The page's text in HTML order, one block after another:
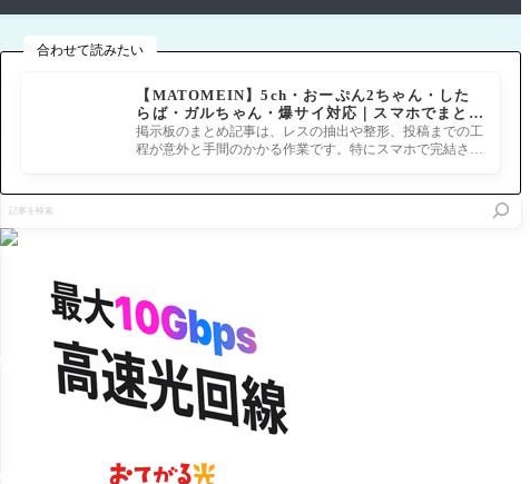
合わせて読みたい
【MATOMEIN】5ch・おーぷん2ちゃん・した
らば・ガルちゃん・爆サイ対応｜スマホでまとめ
記事を作れるアプリ FGOのまとめ記事ができる
まで
掲示板のまとめ記事は、レスの抽出や整形、投稿までの工
程が意外と手間のかかる作業です。特にスマホで完結させ
を
検